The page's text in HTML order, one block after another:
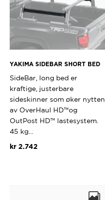
YAKIMA SIDEBAR SHORT BED
SideBar, long bed er
kraftige, justerbare
sideskinner som øker nytten
av OverHaul HD™og
OutPost HD™ lastesystem.
45 kg…
kr2.742